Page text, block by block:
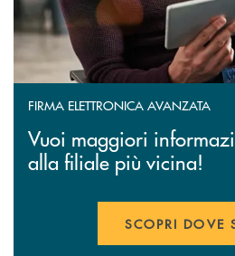
FIRMA ELETTRONICA AVANZATA
Vuoi maggiori
alla filiale più vicina!
SCOPRI DOVE